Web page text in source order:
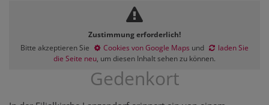
Zustimmung erforderlich!
Bitte akzeptieren Sie
Cookies von Google Maps und
laden Sie
die Seite neu, um diesen Inhalt sehen zu können.
Gedenkort